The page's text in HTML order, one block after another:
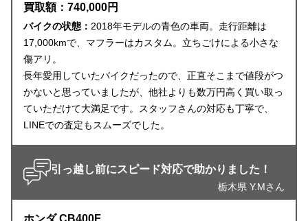
買取額：740,000円
バイクの状態： 2018年モデルの青色の車両。走行距離は
17,000kmで、マフラーはカスタム。立ちごけによる小さな
傷アリ。
長年愛用していたバイクだったので、正直そこまで値段がつ
かないと思っていましたが、他社よりも数万円高く買い取っ
ていただけて大満足です。スタッフさんの対応も丁寧で、
LINEでの査定もスムーズでした。
引っ越し前にスピード対応で助かりました！
栃木県 Y.Mさん
ホンダ CB400F